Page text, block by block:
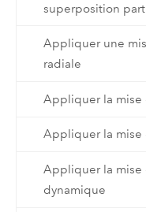
superposition
Appliquer une
radiale
Appliquer la mise
Appliquer la mise
Appliquer la mise
dynamique